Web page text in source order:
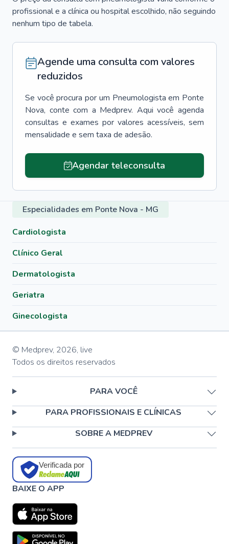
profissional e a clínica ou hospital escolhido, não seguindo
nenhum tipo de tabela.
Agende uma consulta com valores
reduzidos
Se você procura por um Pneumologista em Ponte
Nova, conte com a Medprev. Aqui você agenda
consultas e exames por valores acessíveis, sem
mensalidade e sem taxa de adesão.
Agendar teleconsulta
Especialidades em Ponte Nova - MG
Cardiologista
Clínico Geral
Dermatologista
Geriatra
Ginecologista
© Medprev, 2026, live
Todos os direitos reservados
PARA VOCÊ
PARA PROFISSIONAIS E CLÍNICAS
SOBRE A MEDPREV
Verificada por
BAIXE O APP